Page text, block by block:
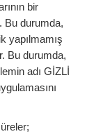
bir
Bu durumda,
yapılmamış
Bu durumda,
adı GİZLİ